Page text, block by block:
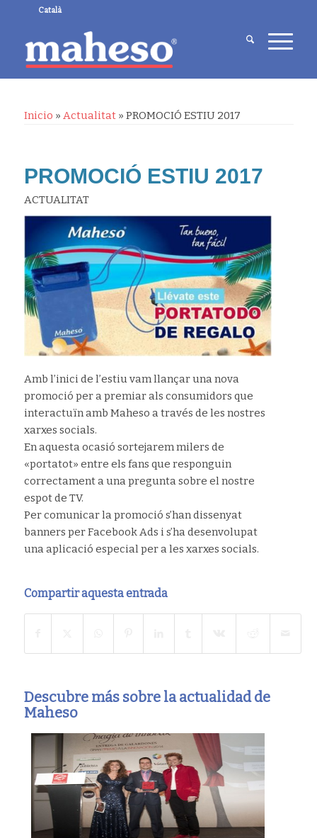
Català
Inicio » Actualitat» PROMOCIÓ ESTIU 2017
PROMOCIÓ ESTIU 2017
ACTUALITAT
Amb l’inici de l’estiu vam llançar una nova
promoció per a premiar als consumidors que
interactuïn amb Maheso a través de les nostres
xarxes socials.
En aquesta ocasió sortejarem milers de
«portatot» entre els fans que responguin
correctament a una pregunta sobre el nostre
espot de TV.
Per comunicar la promoció s’han dissenyat
banners per Facebook Ads i s’ha desenvolupat
una aplicació especial per a les xarxes socials.
Compartir aquesta entrada
Descubre más sobre la actualidad de
Maheso